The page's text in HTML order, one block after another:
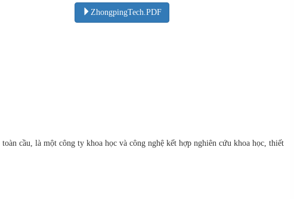
ZhongpingTech.PDF
cầu, là một công ty khoa học và công nghệ kết hợp nghiên cứu khoa học, thiết